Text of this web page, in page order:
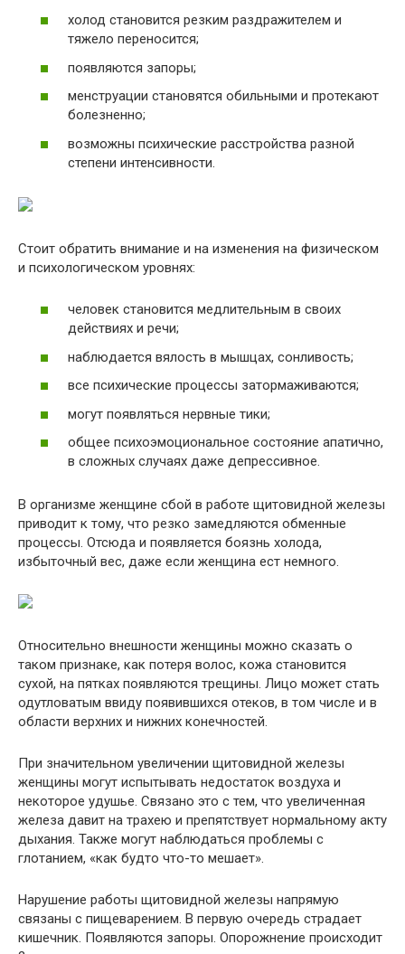
холод становится резким раздражителем и
тяжело переносится;
появляются запоры;
менструации становятся обильными и протекают
болезненно;
возможны психические расстройства разной
степени интенсивности.
Стоит обратить внимание и на изменения на физическом
и психологическом уровнях:
человек становится медлительным в своих
действиях и речи;
наблюдается вялость в мышцах, сонливость;
все психические процессы затормаживаются;
могут появляться нервные тики;
общее психоэмоциональное состояние апатично,
в сложных случаях даже депрессивное.
В организме женщине сбой в работе щитовидной железы
приводит к тому, что резко замедляются обменные
процессы. Отсюда и появляется боязнь холода,
избыточный вес, даже если женщина ест немного.
Относительно внешности женщины можно сказать о
таком признаке, как потеря волос, кожа становится
сухой, на пятках появляются трещины. Лицо может стать
одутловатым ввиду появившихся отеков, в том числе и в
области верхних и нижних конечностей.
При значительном увеличении щитовидной железы
женщины могут испытывать недостаток воздуха и
некоторое удушье. Связано это с тем, что увеличенная
железа давит на трахею и препятствует нормальному акту
дыхания. Также могут наблюдаться проблемы с
глотанием, «как будто что-то мешает».
Нарушение работы щитовидной железы напрямую
связаны с пищеварением. В первую очередь страдает
кишечник. Появляются запоры. Опорожнение происходит